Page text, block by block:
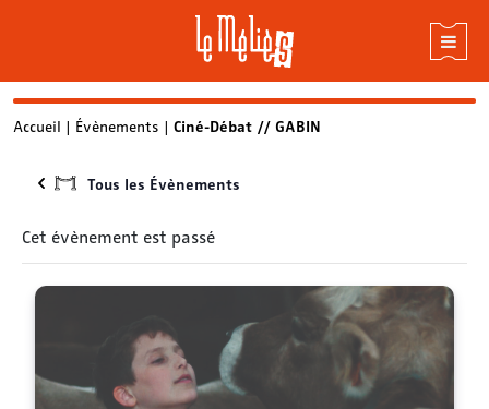
Skip
content
Accueil | Évènements | Ciné-Débat // GABIN
Tous les Évènements
Cet évènement est passé